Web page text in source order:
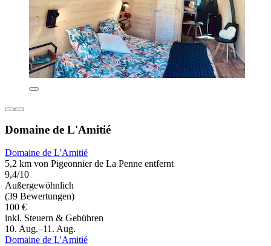
Domaine de L'Amitié
Domaine de L'Amitié
5,2 km von Pigeonnier de La Penne entfernt
9,4/10
Außergewöhnlich
(39 Bewertungen)
100 €
inkl. Steuern & Gebühren
10. Aug.–11. Aug.
Domaine de L'Amitié